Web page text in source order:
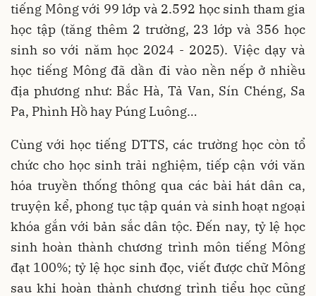
tiếng Mông với 99 lớp và 2.592 học sinh tham gia
học tập (tăng thêm 2 trường, 23 lớp và 356 học
sinh so với năm học 2024 - 2025). Việc dạy và
học tiếng Mông đã dần đi vào nền nếp ở nhiều
địa phương như: Bắc Hà, Tả Van, Sín Chéng, Sa
Pa, Phình Hồ hay Púng Luông…
Cùng với học tiếng DTTS, các trường học còn tổ
chức cho học sinh trải nghiệm, tiếp cận với văn
hóa truyền thống thông qua các bài hát dân ca,
truyện kể, phong tục tập quán và sinh hoạt ngoại
khóa gắn với bản sắc dân tộc. Đến nay, tỷ lệ học
sinh hoàn thành chương trình môn tiếng Mông
đạt 100%; tỷ lệ học sinh đọc, viết được chữ Mông
sau khi hoàn thành chương trình tiểu học cũng